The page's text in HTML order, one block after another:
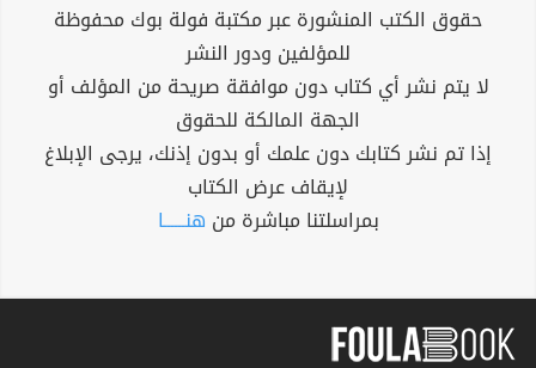
حقوق الكتب المنشورة عبر مكتبة فولة بوك محفوظة
للمؤلفين ودور النشر
لا يتم نشر أي كتاب دون موافقة صريحة من المؤلف أو
الجهة المالكة للحقوق
إذا تم نشر كتابك دون علمك أو بدون إذنك، يرجى الإبلاغ
لإيقاف عرض الكتاب
بمراسلتنا مباشرة من هنــــــا